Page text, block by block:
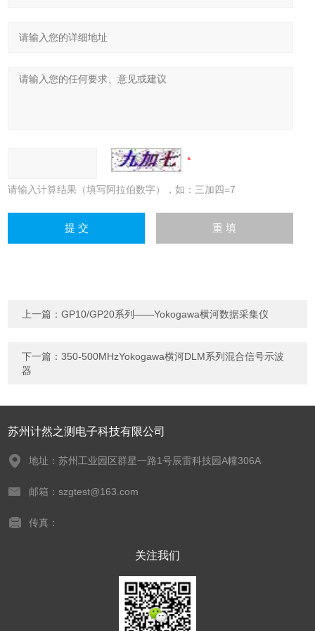
请输入计算结果（填写阿拉伯数字），如：三加四=7
上一篇：GP10/GP20系列——Yokogawa横河数据采集仪
下一篇：350-500MHzYokogawa横河DLM系列混合信号示波
器
苏州计然之测电子科技有限公司
地址：苏州工业园区群星一路1号辰雷科技园A幢306A
邮箱：szgtest@163.com
传真：
关注我们